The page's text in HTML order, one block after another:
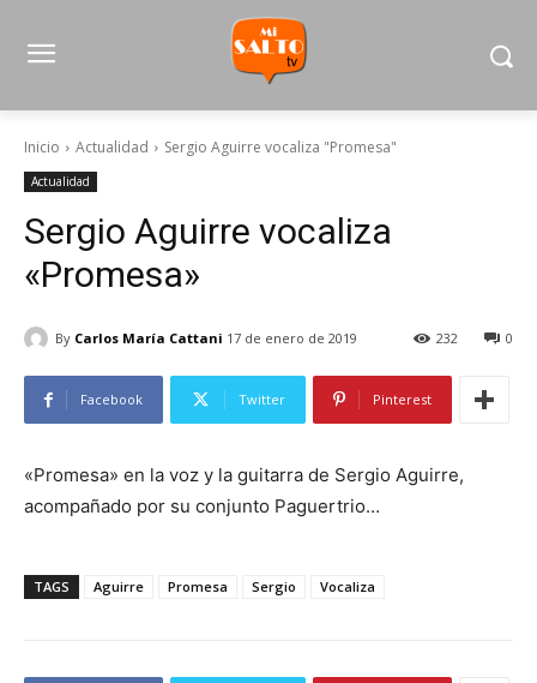
Inicio Actualidad Sergio Aguirre vocaliza "Promesa"
Actualidad
Sergio Aguirre vocaliza
«Promesa»
By Carlos María Cattani 17 de enero de 2019 0
232
Facebook Twitter Pinterest
«Promesa» en la voz y la guitarra de Sergio Aguirre,
acompañado por su conjunto Paguertrio…
TAGS Aguirre Promesa Sergio Vocaliza